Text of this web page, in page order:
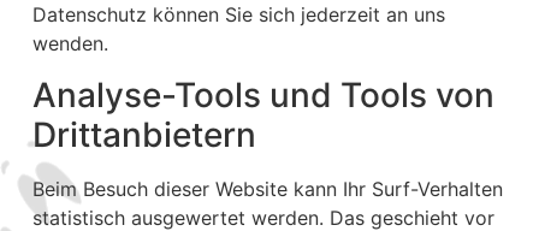
Datenschutz können Sie sich jederzeit an uns
wenden.
Analyse-Tools und Tools von
Dritt­anbietern
Beim Besuch dieser Website kann Ihr Surf-Verhalten
statistisch ausgewertet werden. Das geschieht vor